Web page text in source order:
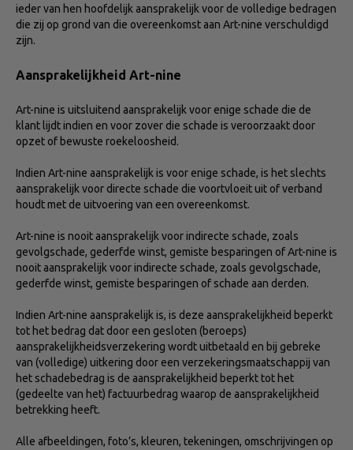
ieder van hen hoofdelijk aansprakelijk voor de volledige bedragen
die zij op grond van die overeenkomst aan Art-nine verschuldigd
zijn.
Aansprakelijkheid Art-nine
Art-nine is uitsluitend aansprakelijk voor enige schade die de
klant lijdt indien en voor zover die schade is veroorzaakt door
opzet of bewuste roekeloosheid.
Indien Art-nine aansprakelijk is voor enige schade, is het slechts
aansprakelijk voor directe schade die voortvloeit uit of verband
houdt met de uitvoering van een overeenkomst.
Art-nine is nooit aansprakelijk voor indirecte schade, zoals
gevolgschade, gederfde winst, gemiste besparingen of Art-nine is
nooit aansprakelijk voor indirecte schade, zoals gevolgschade,
gederfde winst, gemiste besparingen of schade aan derden.
Indien Art-nine aansprakelijk is, is deze aansprakelijkheid beperkt
tot het bedrag dat door een gesloten (beroeps)
aansprakelijkheidsverzekering wordt uitbetaald en bij gebreke
van (volledige) uitkering door een verzekeringsmaatschappij van
het schadebedrag is de aansprakelijkheid beperkt tot het
(gedeelte van het) factuurbedrag waarop de aansprakelijkheid
betrekking heeft.
Alle afbeeldingen, foto’s, kleuren, tekeningen, omschrijvingen op